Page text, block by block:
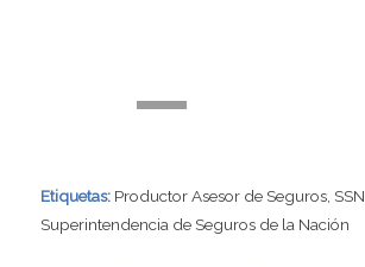
Etiquetas: Productor Asesor de Seguros, SSN
Superintendencia de Seguros de la Nación